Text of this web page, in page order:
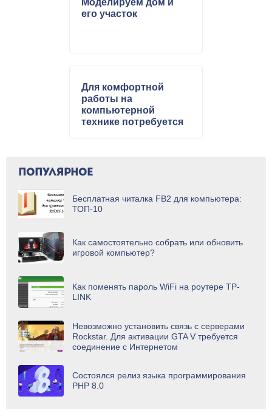
его участок
Для комфортной
работы на
компьютерной
технике потребуется
ПОПУЛЯРНОЕ
Бесплатная читалка FB2 для компьютера:
ТОП-10
Как самостоятельно собрать или обновить
игровой компьютер?
Как поменять пароль WiFi на роутере TP-
LINK
Невозможно установить связь с серверами
Rockstar. Для активации GTA V требуется
соединение с Интернетом
Состоялся релиз языка программирования
PHP 8.0